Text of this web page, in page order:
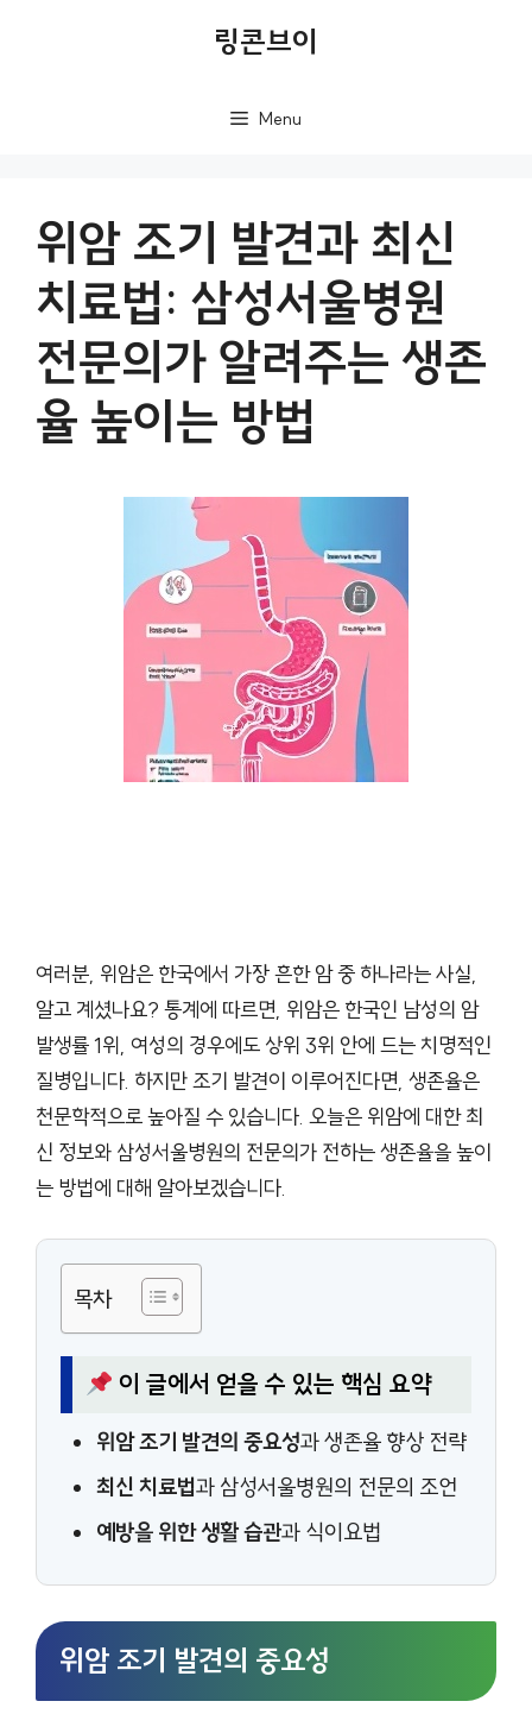
링콘브이
Menu
위암 조기 발견과 최신
치료법: 삼성서울병원
전문의가 알려주는 생존
율 높이는 방법
여러분, 위암은 한국에서 가장 흔한 암 중 하나라는 사실,
알고 계셨나요? 통계에 따르면, 위암은 한국인 남성의 암
발생률 1위, 여성의 경우에도 상위 3위 안에 드는 치명적인
질병입니다. 하지만 조기 발견이 이루어진다면, 생존율은
천문학적으로 높아질 수 있습니다. 오늘은 위암에 대한 최
신 정보와 삼성서울병원의 전문의가 전하는 생존율을 높이
는 방법에 대해 알아보겠습니다.
목차
이 글에서 얻을 수 있는 핵심 요약
위암 조기 발견의 중요성과 생존율 향상 전략
최신 치료법과 삼성서울병원의 전문의 조언
예방을 위한 생활 습관과 식이요법
위암 조기 발견의 중요성